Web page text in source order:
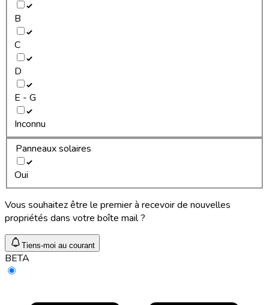
B
C
D
E - G
Inconnu
Panneaux solaires
Oui
Vous souhaitez être le premier à recevoir de nouvelles
propriétés dans votre boîte mail ?
Tiens-moi au courant
BETA